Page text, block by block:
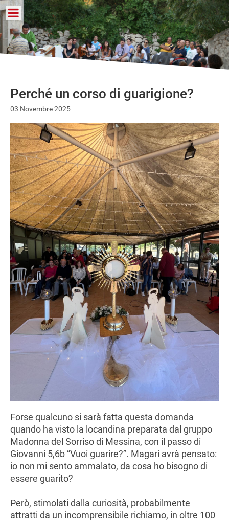
Perché un corso di guarigione?
03 Novembre 2025
Forse qualcuno si sarà fatta questa domanda
quando ha visto la locandina preparata dal gruppo
Madonna del Sorriso di Messina, con il passo di
Giovanni 5,6b “Vuoi guarire?”. Magari avrà pensato:
io non mi sento ammalato, da cosa ho bisogno di
essere guarito?
Però, stimolati dalla curiosità, probabilmente
attratti da un incomprensibile richiamo, in oltre 100